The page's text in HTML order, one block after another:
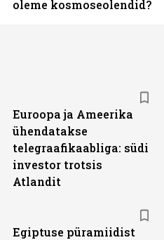
oleme kosmoseolendid?
Euroopa ja Ameerika
ühendatakse
telegraafikaabliga: südi
investor trotsis
Atlandit
Egiptuse püramiidist